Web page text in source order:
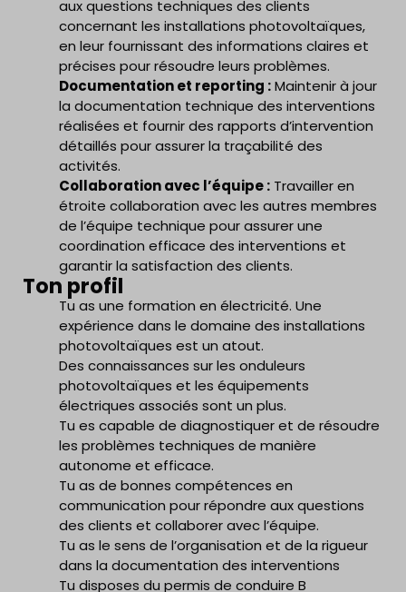
aux questions techniques des clients
concernant les installations photovoltaïques,
en leur fournissant des informations claires et
précises pour résoudre leurs problèmes.
Documentation et reporting :Maintenir à jour
la documentation technique des interventions
réalisées et fournir des rapports d’intervention
détaillés pour assurer la traçabilité des
activités.
Collaboration avec l’équipe : Travailler en
étroite collaboration avec les autres membres
de l’équipe technique pour assurer une
coordination efficace des interventions et
garantir la satisfaction des clients.
Ton profil
Tu as une formation en électricité. Une
expérience dans le domaine des installations
photovoltaïques est un atout.
Des connaissances sur les onduleurs
photovoltaïques et les équipements
électriques associés sont un plus.
Tu es capable de diagnostiquer et de résoudre
les problèmes techniques de manière
autonome et efficace.
Tu as de bonnes compétences en
communication pour répondre aux questions
des clients et collaborer avec l’équipe.
Tu as le sens de l’organisation et de la rigueur
dans la documentation des interventions
Tu disposes du permis de conduire B